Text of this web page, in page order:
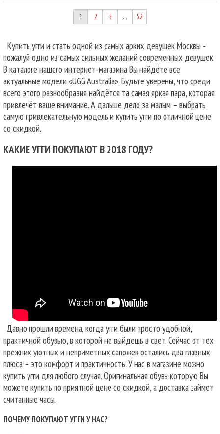
1 2 3 … 52
Купить угги и стать одной из самых арких девушек Москвы -
пожалуй одно из самых сильных желаний современных девушек.
В каталоге нашего интернет-магазина Вы найдёте все
актуальные модели «UGG Australia». Будьте уверены, что среди
всего этого разнообразия найдётся та самая яркая пара, которая
привлечёт ваше внимание. А дальше дело за малым – выбрать
самую привлекательную модель и купить угги по отличной цене
со скидкой.
КАКИЕ УГГИ ПОКУПАЮТ В 2018 ГОДУ?
Давно прошли времена, когда угги были просто удобной,
практичной обувью, в которой не выйдешь в свет. Сейчас от тех
прежних уютных и неприметных сапожек остались два главных
плюса – это комфорт и практичность. У нас в магазине можно
купить угги для любого случая.Оригинальная обувь которую Вы
можете купить по приятной цене со скидкой, а доставка займет
считанные часы.
ПОЧЕМУ ПОКУПАЮТ УГГИ У НАС?